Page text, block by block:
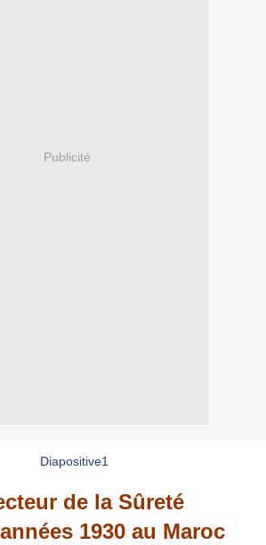
Publicité
de la Sûreté
1930 au Maroc